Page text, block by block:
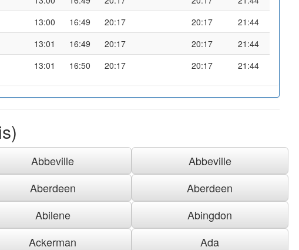
13:00 16:49 20:17 20:17
21:44
13:01 16:49 20:17 20:17
21:44
13:01 16:50 20:17 20:17 21:44
Abbeville
Abbeville
Aberdeen
Aberdeen
Abilene
Abingdon
Ackerman
Ada